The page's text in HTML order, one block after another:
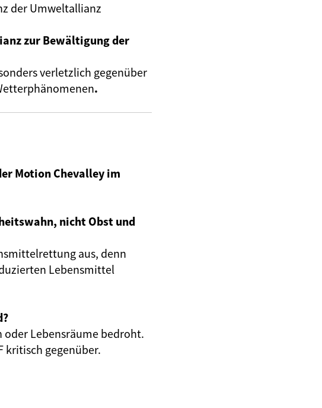
der Umweltallianz
zur Bewältigung der
verletzlich gegenüber
.
Motion Chevalley im
nicht Obst und
aus, denn
Lebensmittel
oder Lebensräume bedroht.
kritisch gegenüber.